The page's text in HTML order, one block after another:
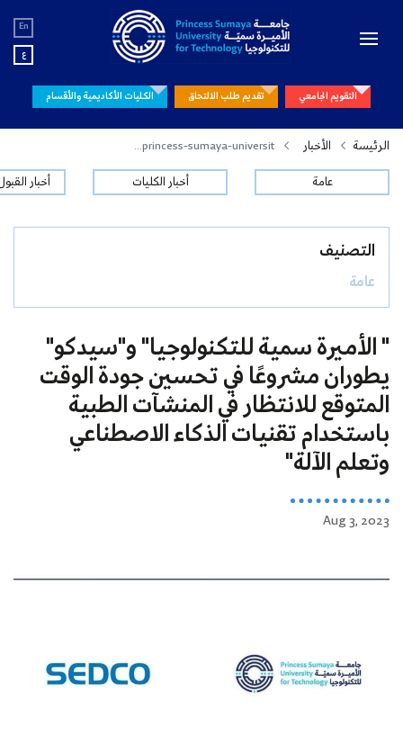
En
ع
التقويم الجامعي تقديم طلب الالتحاق الكليات الأكاديمية والأقسام
الرئيسة الأخبار
عامة أخبار الكليات أخبار
التصنيف
عامة
" الأميرة سمية للتكنولوجيا" و"سيدكو"
يطوران مشروعًا في تحسين جودة الوقت
المتوقع للانتظار في المنشآت الطبية
باستخدام تقنيات الذكاء الاصطناعي
وتعلم الآلة"
Aug 3, 2023